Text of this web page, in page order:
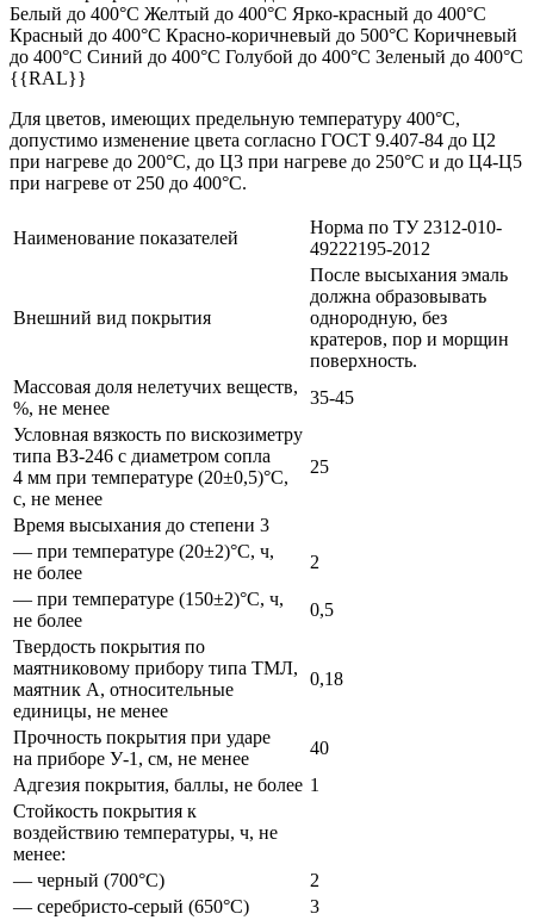
Белый до 400°С Желтый до 400°С Ярко-красный до 400°С
Красный до 400°С Красно-коричневый до 500°С Коричневый
до 400°С Синий до 400°С Голубой до 400°С Зеленый до 400°С
{{RAL}}
Для цветов, имеющих предельную температуру 400°С,
допустимо изменение цвета согласно ГОСТ 9.407-84 до Ц2
при нагреве до 200°С, до Ц3 при нагреве до 250°С и до Ц4-Ц5
при нагреве от 250 до 400°С.
Наименование показателей
Норма по ТУ 2312-010-
49222195-2012
Внешний вид покрытия
После высыхания эмаль
должна образовывать
однородную, без
кратеров, пор и морщин
поверхность.
Массовая доля нелетучих веществ,
%, не менее
35-45
Условная вязкость по вискозиметру
типа ВЗ-246 с диаметром сопла
4 мм при температуре (20±0,5)°С,
с, не менее
25
Время высыхания до степени 3
— при температуре (20±2)°С, ч,
не более
2
— при температуре (150±2)°C, ч,
не более
0,5
Твердость покрытия по
маятниковому прибору типа ТМЛ,
маятник А, относительные
единицы, не менее
0,18
Прочность покрытия при ударе
на приборе У-1, см, не менее
40
Адгезия покрытия, баллы, не более 1
Стойкость покрытия к
воздействию температуры, ч, не
менее:
— черный (700°С)
2
— серебристо-серый (650°С)
3